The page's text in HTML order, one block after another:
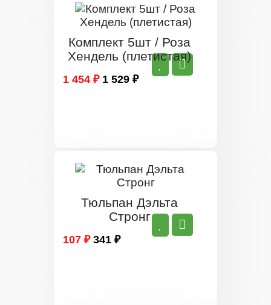
Комплект 5шт / Роза
Хендель (плетистая)
1 454 ₽ 1 529 ₽
Тюльпан Дэльта
Стронг
107 ₽ 341 ₽